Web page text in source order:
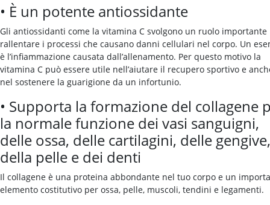
• È un potente antiossidante
Gli antiossidanti come la vitamina C svolgono un ruolo importante
rallentare i processi che causano danni cellulari nel corpo. Un
è l’infiammazione causata dall’allenamento. Per questo motivo la
vitamina C può essere utile nell’aiutare il recupero sportivo e
nel sostenere la guarigione da un infortunio.
• Supporta la formazione del collagene
la normale funzione dei vasi sanguigni,
delle ossa, delle cartilagini, delle gengive,
della pelle e dei denti
Il collagene è una proteina abbondante nel tuo corpo e un
elemento costitutivo per ossa, pelle, muscoli, tendini e legamenti.